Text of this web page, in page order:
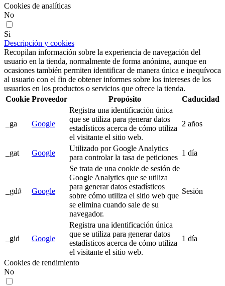
Cookies de analíticas
No
Si
Descripción y cookies
Recopilan información sobre la experiencia de navegación del
usuario en la tienda, normalmente de forma anónima, aunque en
ocasiones también permiten identificar de manera única e inequívoca
al usuario con el fin de obtener informes sobre los intereses de los
usuarios en los productos o servicios que ofrece la tienda.
Cookie Proveedor Propósito Caducidad
_ga Google
Registra una identificación única
que se utiliza para generar datos
estadísticos acerca de cómo utiliza
el visitante el sitio web.
2 años
_gat Google
Utilizado por Google Analytics
para controlar la tasa de peticiones
1 día
_gd# Google
Se trata de una cookie de sesión de
Google Analytics que se utiliza
para generar datos estadísticos
sobre cómo utiliza el sitio web que
se elimina cuando sale de su
navegador.
Sesión
_gid Google
Registra una identificación única
que se utiliza para generar datos
estadísticos acerca de cómo utiliza
el visitante el sitio web.
1 día
Cookies de rendimiento
No